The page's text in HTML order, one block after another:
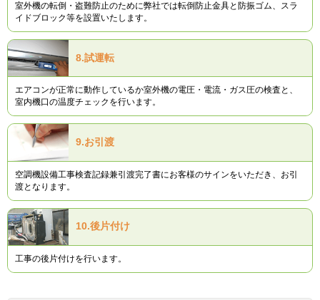
室外機の転倒・盗難防止のために弊社では転倒防止金具と防振ゴム、スラ
イドブロック等を設置いたします。
8.試運転
エアコンが正常に動作しているか室外機の電圧・電流・ガス圧の検査と、
室内機口の温度チェックを行います。
9.お引渡
空調機設備工事検査記録兼引渡完了書にお客様のサインをいただき、お引
渡となります。
10.後片付け
工事の後片付けを行います。